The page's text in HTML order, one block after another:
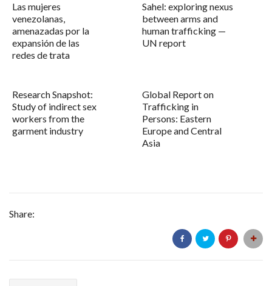
Las mujeres
venezolanas,
amenazadas por la
expansión de las
redes de trata
Sahel: exploring nexus
between arms and
human trafficking —
UN report
Research Snapshot:
Study of indirect sex
workers from the
garment industry
Global Report on
Trafficking in
Persons: Eastern
Europe and Central
Asia
Share: